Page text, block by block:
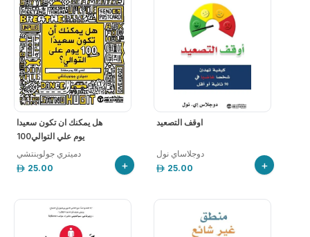
هل يمكنك ان تكون سعيدا
100يوم علي التوالي
دميتري جولوبنتشي
25.00
+
اوقف التصعيد
دوجلاساي نول
25.00
+